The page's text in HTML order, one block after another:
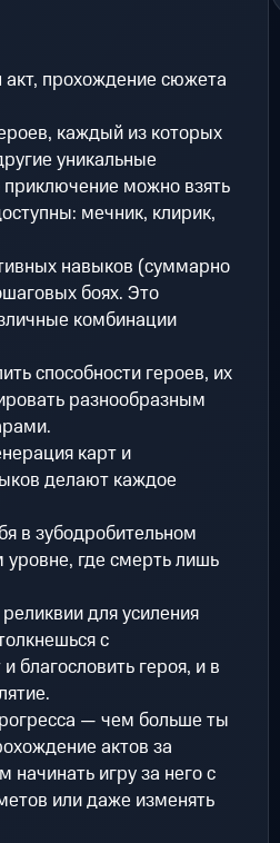
прохождение сюжета
каждый из которых
уникальные
можно взять
мечник, клирик,
навыков (суммарно
боях. Это
комбинации
способности героев, их
разнообразным
карт и
делают каждое
в зубодробительном
где смерть лишь
для усиления
с
благословить героя, и в
— чем больше ты
актов за
игру за него с
или даже изменять